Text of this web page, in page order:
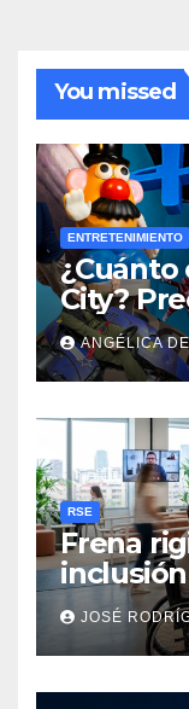
You missed
ENTRETENIMIENTO
¿Cuánto
City?
ANGÉLICA
RSE
Frena
JOSÉ